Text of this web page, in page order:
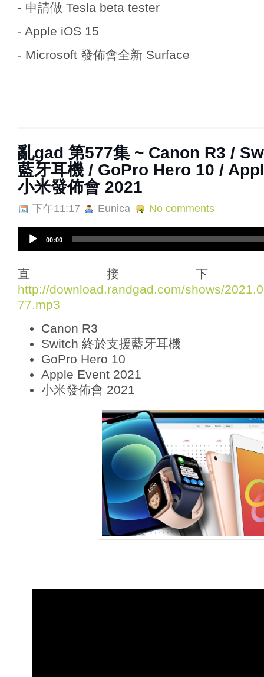
- 申請做 Tesla beta tester
- Apple iOS 15
- Microsoft 發佈會全新 Surface
亂‌‌‌gad‌‌‌ ‌‌‌‌‌第‌‌‌577集 ~ Canon R3 /
藍牙耳機 / GoPro Hero 10 /
小米發佈會 2021
下午11:17 Eunica No comments
i
o
P
l
00:00
直接
http://download.randgad.com/shows/
77.mp3
Canon R3
Switch 終於支援藍牙耳機
GoPro Hero 10
Apple Event 2021
小米發佈會 2021